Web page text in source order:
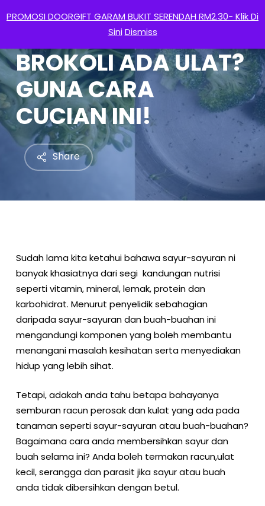
PROMOSI DOORGIFT GARAM BUKIT SERENDAH RM2.30- Klik Di
Sini Dismiss
to
content
BROKOLI ADA ULAT?
GUNA CARA
CUCIAN INI!
Share
Sudah lama kita ketahui bahawa sayur-sayuran ni
banyak khasiatnya dari segi kandungan nutrisi
seperti vitamin, mineral, lemak, protein dan
karbohidrat. Menurut penyelidik sebahagian
daripada sayur-sayuran dan buah-buahan ini
mengandungi komponen yang boleh membantu
menangani masalah kesihatan serta menyediakan
hidup yang lebih sihat.
Tetapi, adakah anda tahu betapa bahayanya
semburan racun perosak dan kulat yang ada pada
tanaman seperti sayur-sayuran atau buah-buahan?
Bagaimana cara anda membersihkan sayur dan
buah selama ini? Anda boleh termakan racun,ulat
kecil, serangga dan parasit jika sayur atau buah
anda tidak dibersihkan dengan betul.